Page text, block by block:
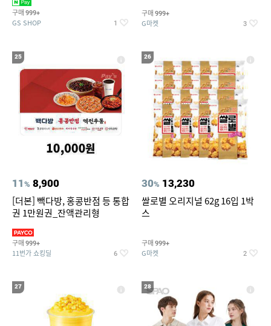
구매 999+
GS SHOP 1
티커 세트
구매 999+
G마켓 3
25
11% 8,900
[더본] 빽다방, 홍콩반점 등 통합
권 1만원권_잔액관리형
구매 999+
11번가 쇼킹딜 6
26
30% 13,230
쌀로별 오리지널 62g 16입 1박
스
구매 999+
G마켓 2
27 28